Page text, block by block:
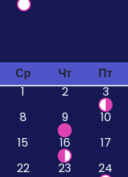
Ср Чт Пт
1
2 3
8 9 10
15 16 17
22 23 24